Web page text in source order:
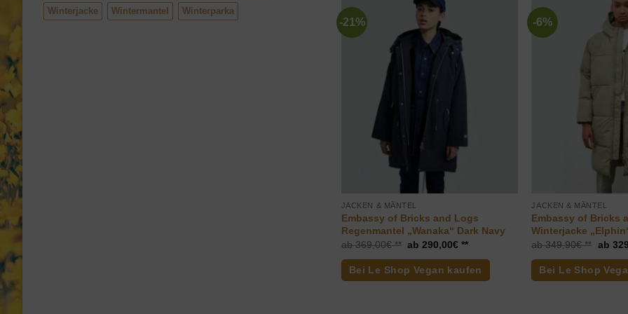
Winterjacke Wintermantel Winterparka
-21%
JACKEN & MÄNTEL
Embassy of Bricks and Logs
Regenmantel „Wanaka“ Dark Navy
369,00€
Ursprünglicher
war:
369,00€
290,00€
Aktueller
ist:
290,00€.
Bei Le Shop Vegan kaufen
-6%
JACKEN & MÄNTEL
Embassy of Bricks
Winterjacke
349,90€
war:
Bei Le Shop